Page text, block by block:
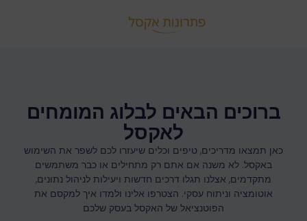
ברוכים הבאים לבלוג המומחים
לאקסל
כאן תמצאו מדריכים, טיפים וכלים שיעזרו לכם לשפר את השימוש
באקסל. לא משנה אם אתם רק מתחילים או כבר משתמשים
מתקדמים, אצלנו תגלו דרכים חדשות ויעילות לניהול נתונים,
אוטומציה וניתוח עסקי. הצטרפו אלינו ולמדו איך למקסם את
הפוטנציאל של האקסל בעסק שלכם